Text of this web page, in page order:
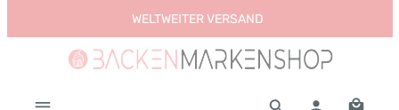
Zum Hauptinhalt springenWELTWEITER VERSAND